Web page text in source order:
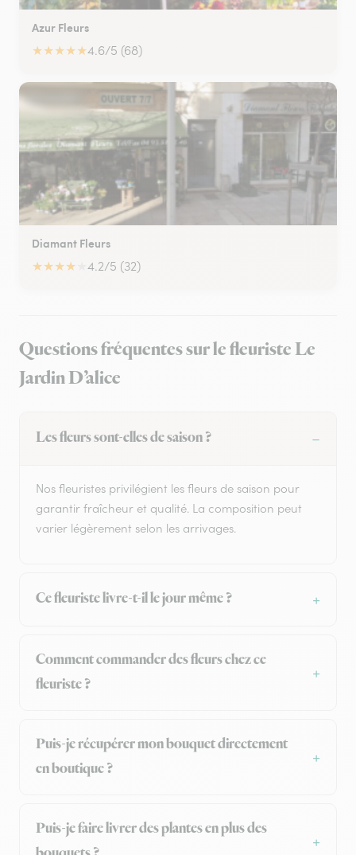
Azur Fleurs
★★★★★4.6/5 (68)
Diamant Fleurs
★★★★ 4.2/5 (32)
Questions fréquentes sur le fleuriste Le
Jardin D’alice
Les fleurs sont-elles de saison ?
Nos fleuristes privilégient les fleurs de saison pour
garantir fraîcheur et qualité. La composition peut
varier légèrement selon les arrivages.
Ce fleuriste livre-t-il le jour même ?
Comment commander des fleurs chez ce
fleuriste ?
Puis-je récupérer mon bouquet directement
en boutique ?
Puis-je faire livrer des plantes en plus des